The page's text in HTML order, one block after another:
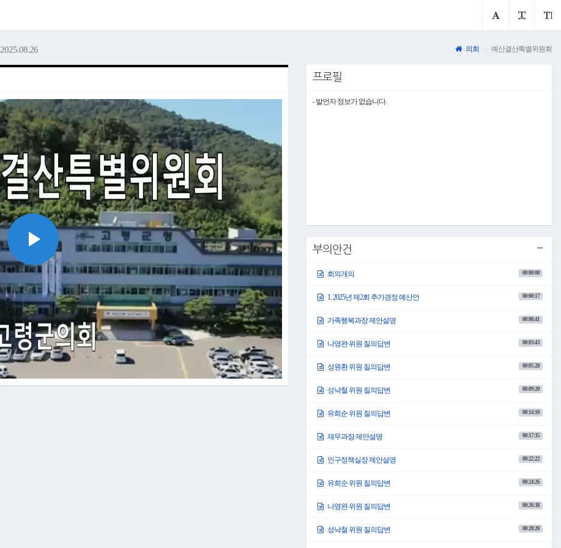
2025.08.26 의회 예산결산특별위원회
Play
Video
프로필
- 발언자 정보가 없습니다.
부의안건
회의개의 00:00:00
1. 2025년 제2회 추가경정 예산안 00:00:17
가족행복과장 제안설명 00:00:41
나영완 위원 질의답변 00:03:43
성원환 위원 질의답변 00:05:28
성낙철 위원 질의답변 00:09:20
유희순 위원 질의답변 00:14:10
재무과장 제안설명 00:17:35
인구정책실장 제안설명 00:22:22
유희순 위원 질의답변 00:24:26
나영완 위원 질의답변 00:26:38
성낙철 위원 질의답변 00:28:20